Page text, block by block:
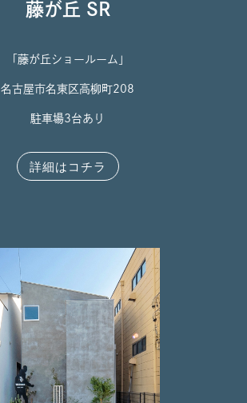
藤が丘 SR
「藤が丘ショールーム」
名古屋市名東区高柳町208
駐車場3台あり
詳細はコチラ